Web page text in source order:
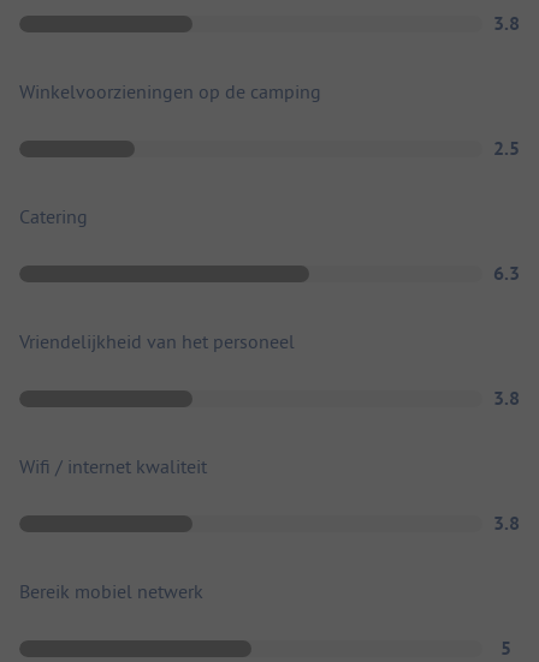
3.8
Winkelvoorzieningen op de camping
2.5
Catering
6.3
Vriendelijkheid van het personeel
3.8
Wifi / internet kwaliteit
3.8
Bereik mobiel netwerk
5